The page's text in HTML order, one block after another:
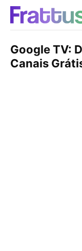
Google TV:
Canais